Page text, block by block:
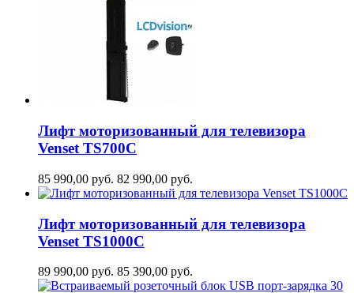
Лифт моторизованный для телевизора
Venset TS700С
85 990,00 руб. 82 990,00 руб.
Лифт моторизованный для телевизора
Venset TS1000C
89 990,00 руб. 85 390,00 руб.